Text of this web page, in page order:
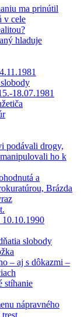
ma prinútil
v cele
hladuje
18.07.1981
podávali drogy,
ho k
a
Brázda
slobody
– aj s dôkazmi –
stíhanie
nápravného